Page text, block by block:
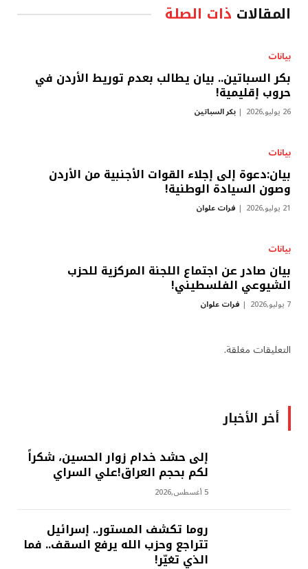
المقالات ذات الصلة
بيانات
بكر السباتين.. بيان يطالب بعدم توريط الأردن في
حروب إقليمية!
26 يوليو,2026 بكر السباتين
بيانات
بيان:دعوة إلى إجلاء القوات الأجنبية من الأردن
وصون السيادة الوطنية!
21 يوليو,2026 فرات علوان
بيانات
بيان صادر عن اجتماع اللجنة المركزية للحزب
الشيوعي الفلسطيني!
7 يوليو,2026 فرات علوان
التعليقات مغلقة.
أخر الأخبار
إلى حشد خدام زوار الحسين، شكراً
لكم بحجم العراق!علي السراي
5 أغسطس,2026
روما تكشف المستور.. إسرائيل
تتراجع وحزب الله يرفع السقف.. فما
الذي تغيّر!